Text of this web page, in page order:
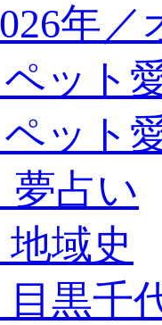
年
ペット
ペット
夢占い
地域史
目黒千